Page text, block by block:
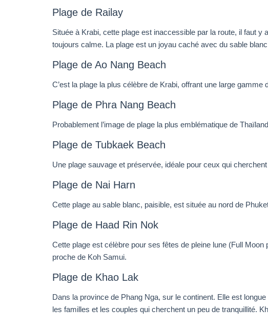
Plage de Railay
Située à Krabi, cette plage est inaccessible par la route, il faut
toujours calme. La plage est un joyau caché avec du sable
Plage de Ao Nang Beach
C’est la plage la plus célèbre de Krabi, offrant une large
Plage de Phra Nang Beach
Probablement l’image de plage la plus emblématique de
Plage de Tubkaek Beach
Une plage sauvage et préservée, idéale pour ceux qui
Plage de Nai Harn
Cette plage au sable blanc, paisible, est située au nord de
Plage de Haad Rin Nok
Cette plage est célèbre pour ses fêtes de pleine lune (Full
proche de Koh Samui.
Plage de Khao Lak
Dans la province de Phang Nga, sur le continent. Elle est
les familles et les couples qui cherchent un peu de tranquillité.